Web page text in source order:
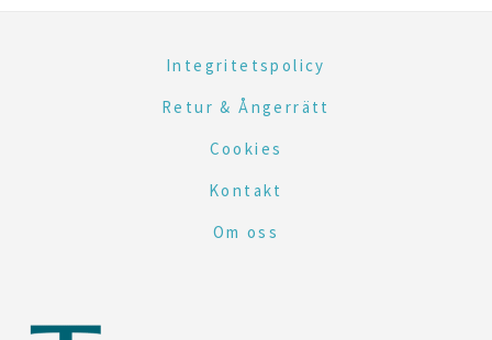
Integritetspolicy
Retur & Ångerrätt
Cookies
Kontakt
Om oss